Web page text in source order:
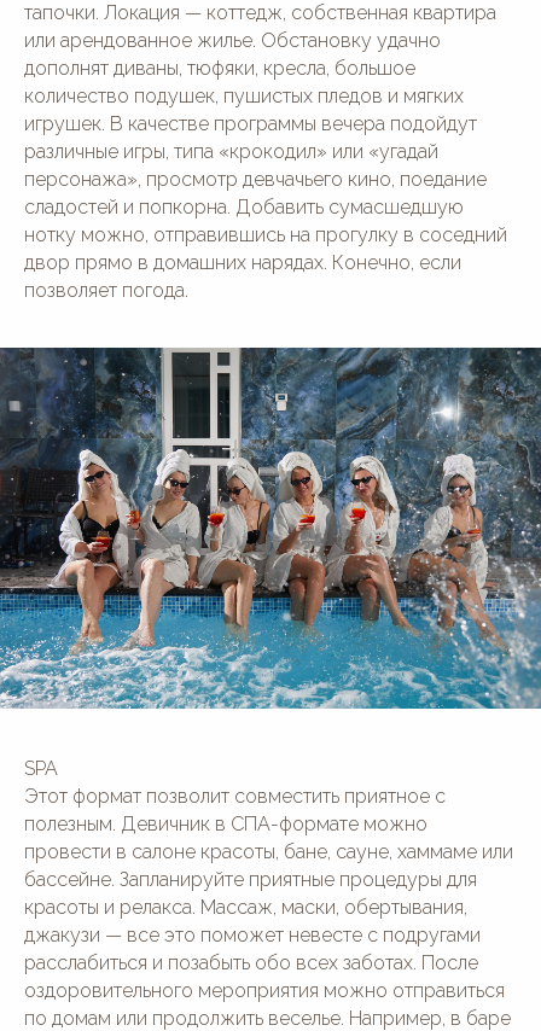
тапочки. Локация — коттедж, собственная квартира
или арендованное жилье. Обстановку удачно
дополнят диваны, тюфяки, кресла, большое
количество подушек, пушистых пледов и мягких
игрушек. В качестве программы вечера подойдут
различные игры, типа «крокодил» или «угадай
персонажа», просмотр девчачьего кино, поедание
сладостей и попкорна. Добавить сумасшедшую
нотку можно, отправившись на прогулку в соседний
двор прямо в домашних нарядах. Конечно, если
позволяет погода.
SPA
Этот формат позволит совместить приятное с
полезным. Девичник в СПА-формате можно
провести в салоне красоты, бане, сауне, хаммаме или
бассейне. Запланируйте приятные процедуры для
красоты и релакса. Массаж, маски, обертывания,
джакузи — все это поможет невесте с подругами
расслабиться и позабыть обо всех заботах. После
оздоровительного мероприятия можно отправиться
по домам или продолжить веселье. Например, в баре